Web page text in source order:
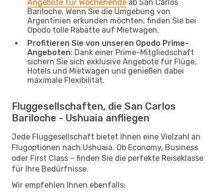
Angebote für Wochenende ab San Carlos
Bariloche. Wenn Sie die Umgebung von
Argentinien erkunden möchten, finden Sie bei
Opodo tolle Rabatte auf Mietwagen.
Profitieren Sie von unseren Opodo Prime-
Angeboten: Dank einer Prime-Mitgliedschaft
sichern Sie sich exklusive Angebote für Flüge,
Hotels und Mietwagen und genießen dabei
maximale Flexibilität.
Fluggesellschaften, die San Carlos
Bariloche - Ushuaia anfliegen
Jede Fluggesellschaft bietet Ihnen eine Vielzahl an
Flugoptionen nach Ushuaia. Ob Economy, Business
oder First Class – finden Sie die perfekte Reiseklasse
für Ihre Bedürfnisse.
Wir empfehlen Ihnen ebenfalls: